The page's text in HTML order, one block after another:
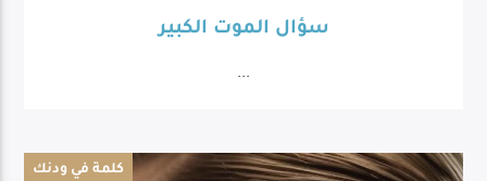
سؤال الموت الكبير
...
كلمة في ودنك